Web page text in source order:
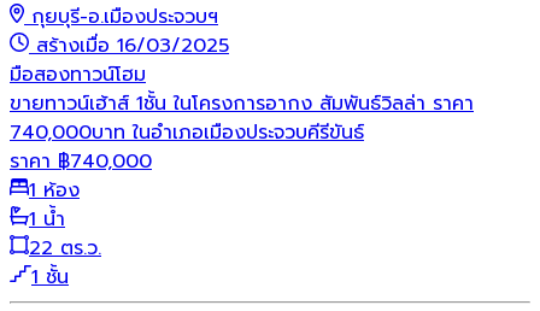
กุยบุรี-อ.เมืองประจวบฯ
สร้างเมื่อ 16/03/2025
มือสองทาวน์โฮม
ขายทาวน์เฮ้าส์ 1ชั้น ในโครงการอากง สัมพันธ์วิลล่า ราคา
740,000บาท ในอำเภอเมืองประจวบคีรีขันธ์
ราคา ฿740,000
1 ห้อง
1 น้ำ
22 ตร.ว.
1 ชั้น